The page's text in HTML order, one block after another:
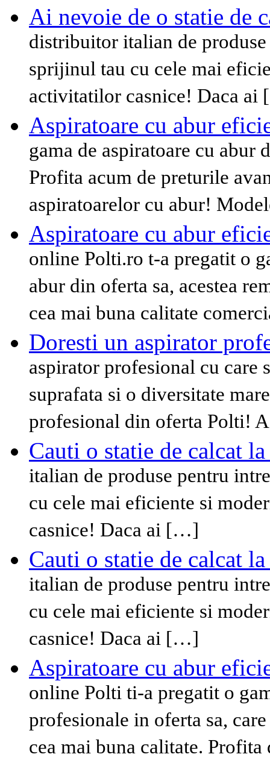
Ai nevoie de o statie de
distribuitor italian de
sprijinul tau cu cele mai
activitatilor casnice! Daca
Aspiratoare cu abur
gama de aspiratoare cu
Profita acum de preturile
aspiratoarelor cu abur!
Aspiratoare cu abur
online Polti.ro t-a pregatit o
abur din oferta sa, acestea
cea mai buna calitate
Doresti un aspirator
aspirator profesional cu care
suprafata si o diversitate
profesional din oferta Polti!
Cauti o statie de calcat
italian de produse pentru
cu cele mai eficiente si
casnice! Daca ai […]
Cauti o statie de calcat
italian de produse pentru
cu cele mai eficiente si
casnice! Daca ai […]
Aspiratoare cu abur
online Polti ti-a pregatit o
profesionale in oferta sa,
cea mai buna calitate.